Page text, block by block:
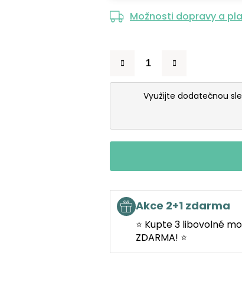
Možnosti dopravy a
Využijte dodatečnou
Akce 2+1 zdarma
⭐ Kupte 3 libovolné
ZDARMA! ⭐